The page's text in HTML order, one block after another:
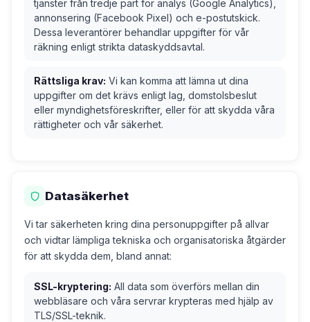
tjänster från tredje part för analys (Google Analytics),
annonsering (Facebook Pixel) och e-postutskick.
Dessa leverantörer behandlar uppgifter för vår
räkning enligt strikta dataskyddsavtal.
Rättsliga krav: Vi kan komma att lämna ut dina
uppgifter om det krävs enligt lag, domstolsbeslut
eller myndighetsföreskrifter, eller för att skydda våra
rättigheter och vår säkerhet.
Datasäkerhet
Vi tar säkerheten kring dina personuppgifter på allvar
och vidtar lämpliga tekniska och organisatoriska åtgärder
för att skydda dem, bland annat:
SSL-kryptering: All data som överförs mellan din
webbläsare och våra servrar krypteras med hjälp av
TLS/SSL-teknik.